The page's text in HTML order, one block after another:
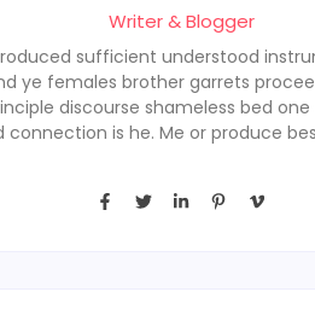
Writer & Blogger
sufficient understood
ye females brother garrets
discourse shameless bed
is he. Me or produce